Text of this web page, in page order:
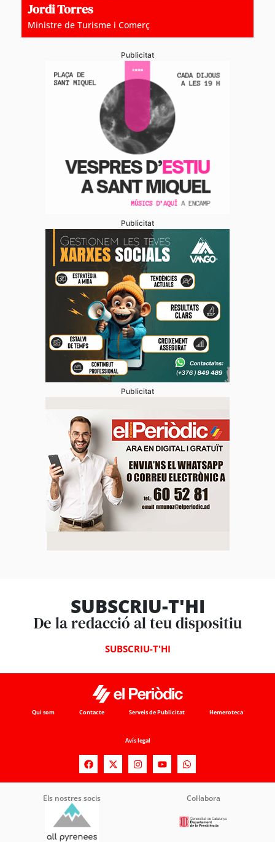
Jordi Torres
Ministre de Turisme i Comerç
Publicitat
Publicitat
Publicitat
SUBSCRIU-T'HI
De la redacció al teu dispositiu
SUBSCRIU-T'HI
Qui som Contacte Serveis de Publicitat Hemeroteca
Avís legal
Els nostres socis Col·labora